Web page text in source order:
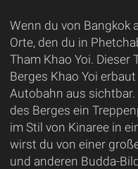
Wenn du von Bangkok
Orte, den du in
Tham Khao Yoi. Dieser
Berges Khao Yoi
Autobahn aus
des Berges ein
im Stil von Kinaree in
wirst du von einer
und anderen Budda-